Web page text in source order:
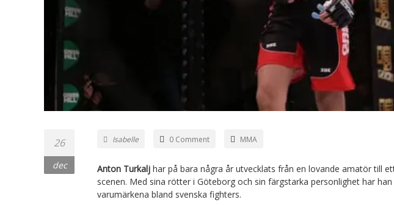
26
dec
Isabelle 0 Comment MMA
Anton Turkalj har på bara några år utvecklats från en lovande amatör till
scenen. Med sina rötter i Göteborg och sin färgstarka personlighet har
varumärkena bland svenska fighters.